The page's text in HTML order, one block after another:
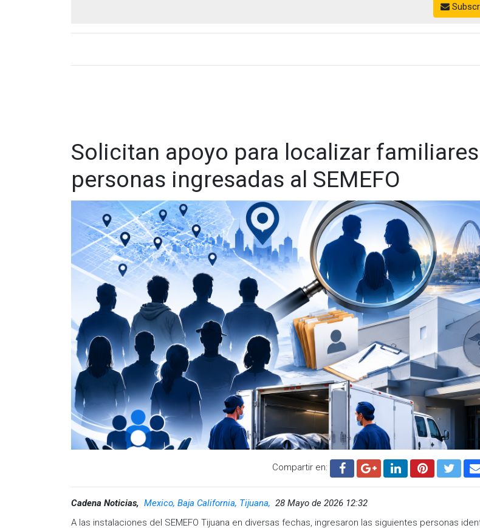
Solicitan apoyo para localizar
personas ingresadas al SEMEFO
Compartir en:
Cadena Noticias, Mexico, Baja California, Tijuana, 28 Mayo de 2026 12:32
A las instalaciones del SEMEFO Tijuana en diversas fechas, ingresaron las siguientes personas